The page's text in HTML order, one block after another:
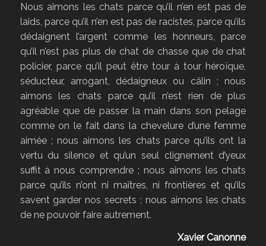
Nous aimons les chats parce qu’il n’en est pas de
laids, parce qu’il n’en est pas de racistes, parce qu’ils
dédaignent l’argent comme les honneurs, parce
qu’il n’est pas plus de chat de chasse que de chat
policier, parce qu’il peut être tour à tour héroïque,
séducteur, arrogant, dédaigneux ou câlin ; nous
aimons les chats parce qu’il n’est rien de plus
agréable que de passer la main dans son pelage
comme on le fait dans la chevelure d’une femme
aimée ; nous aimons les chats parce qu’ils ont la
vertu du silence et qu’un seul clignement d’yeux
suffit à nous comprendre ; nous aimons les chats
parce qu’ils n’ont ni maîtres, ni frontières et qu’ils
savent garder nos secrets ; nous aimons les chats
de ne pouvoir faire autrement.
Xavier Canonne